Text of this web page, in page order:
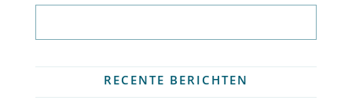
RECENTE BERICHTEN